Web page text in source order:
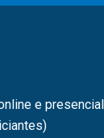
e presencial